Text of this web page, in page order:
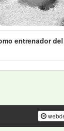
entrenador